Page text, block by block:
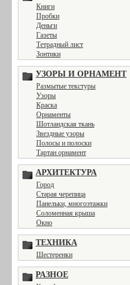
Книги
Пробки
Деньги
Газеты
Тетрадный лист
Зонтики
УЗОРЫ И ОРНАМЕНТ
Размытые текстуры
Узоры
Краска
Орнаменты
Шотландская ткань
Звездные узоры
Полосы и полоски
Тартан орнамент
АРХИТЕКТУРА
Город
Старая черепица
Панельки, многоэтажки
Соломенная крыша
Окно
ТЕХНИКА
Шестеренки
РАЗНОЕ